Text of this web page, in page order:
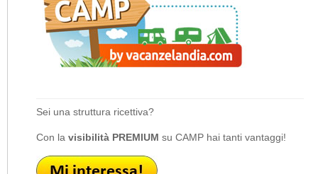
Sei una struttura ricettiva?
Con la visibilità PREMIUM su CAMP hai tanti vantaggi!